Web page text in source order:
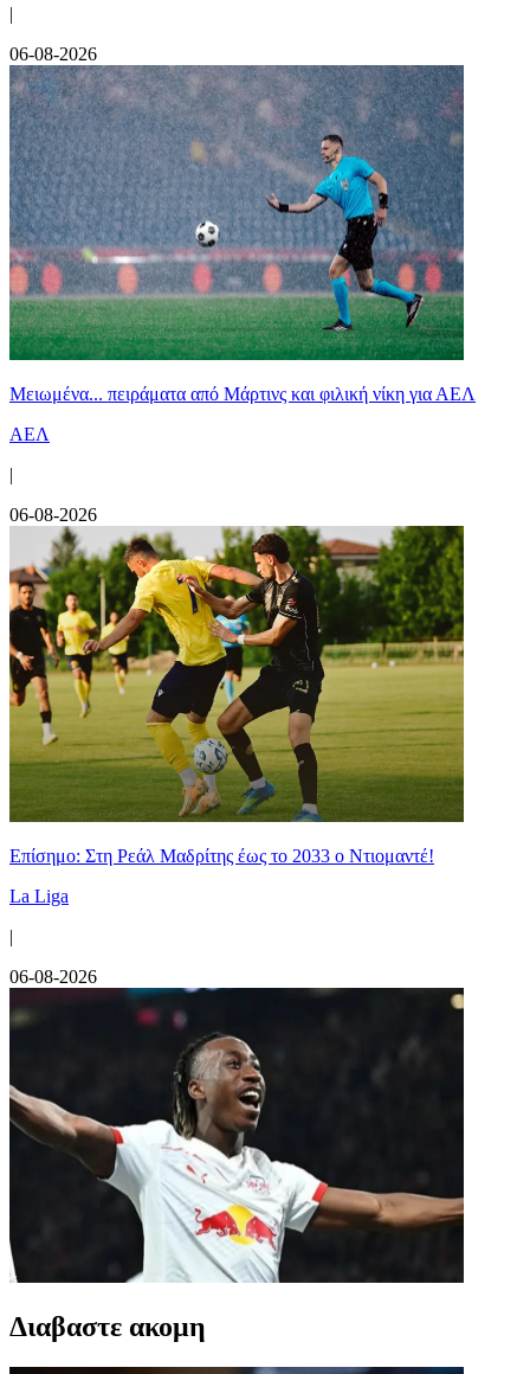
|
06-08-2026
Μειωμένα... πειράματα από Μάρτινς και φιλική νίκη για ΑΕΛ
ΑΕΛ
|
06-08-2026
Επίσημο: Στη Ρεάλ Μαδρίτης έως το 2033 ο Ντιομαντέ!
La Liga
|
06-08-2026
Διαβαστε ακομη